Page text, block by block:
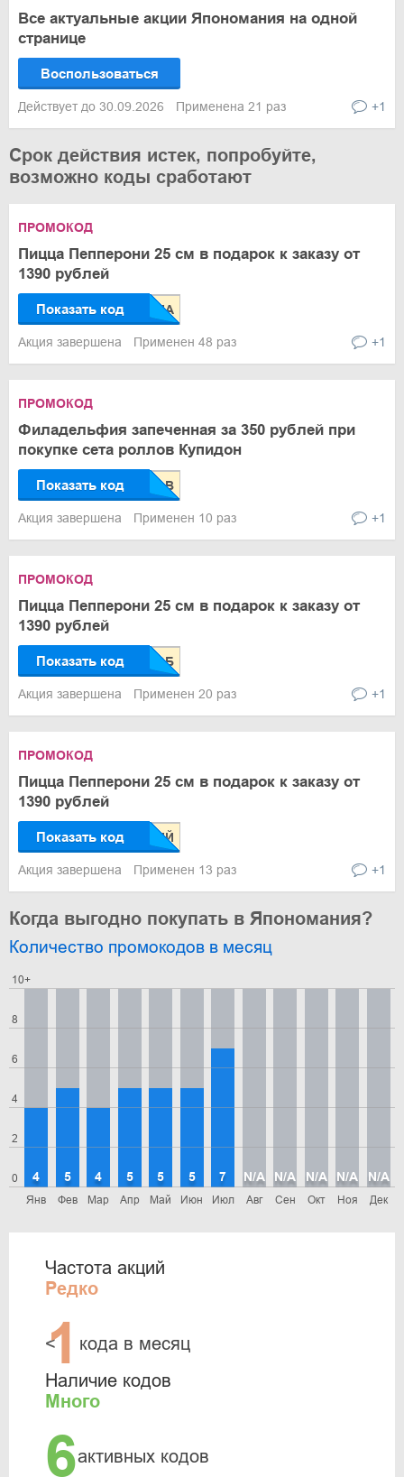
Все актуальные акции Япономания на одной
странице
Воспользоваться
Действует до 30.09.2026 Применена 21 раз +1
Срок действия истек, попробуйте,
возможно коды сработают
ПРОМОКОД
Пицца Пепперони 25 см в подарок к заказу от
1390 рублей
Показать код
Акция завершена Применен 48 раз +1
ПРОМОКОД
Филадельфия запеченная за 350 рублей при
покупке сета роллов Купидон
Показать код
Акция завершена Применен 10 раз +1
ПРОМОКОД
Пицца Пепперони 25 см в подарок к заказу от
1390 рублей
Показать код
Акция завершена Применен 20 раз +1
ПРОМОКОД
Пицца Пепперони 25 см в подарок к заказу от
1390 рублей
Показать код
Акция завершена Применен 13 раз +1
Когда выгодно покупать в Япономания?
Количество промокодов в месяц
0
2
4
6
8
10+
Янв
4
Фев
5
Мар
4
Апр
5
Май
5
Июн
5
Июл
7
Авг
N/A
Сен
N/A
Окт
N/A
Ноя
N/A
Дек
N/A
Частота акций
Редко
<
1 кода в месяц
Наличие кодов
Много
6активных кодов